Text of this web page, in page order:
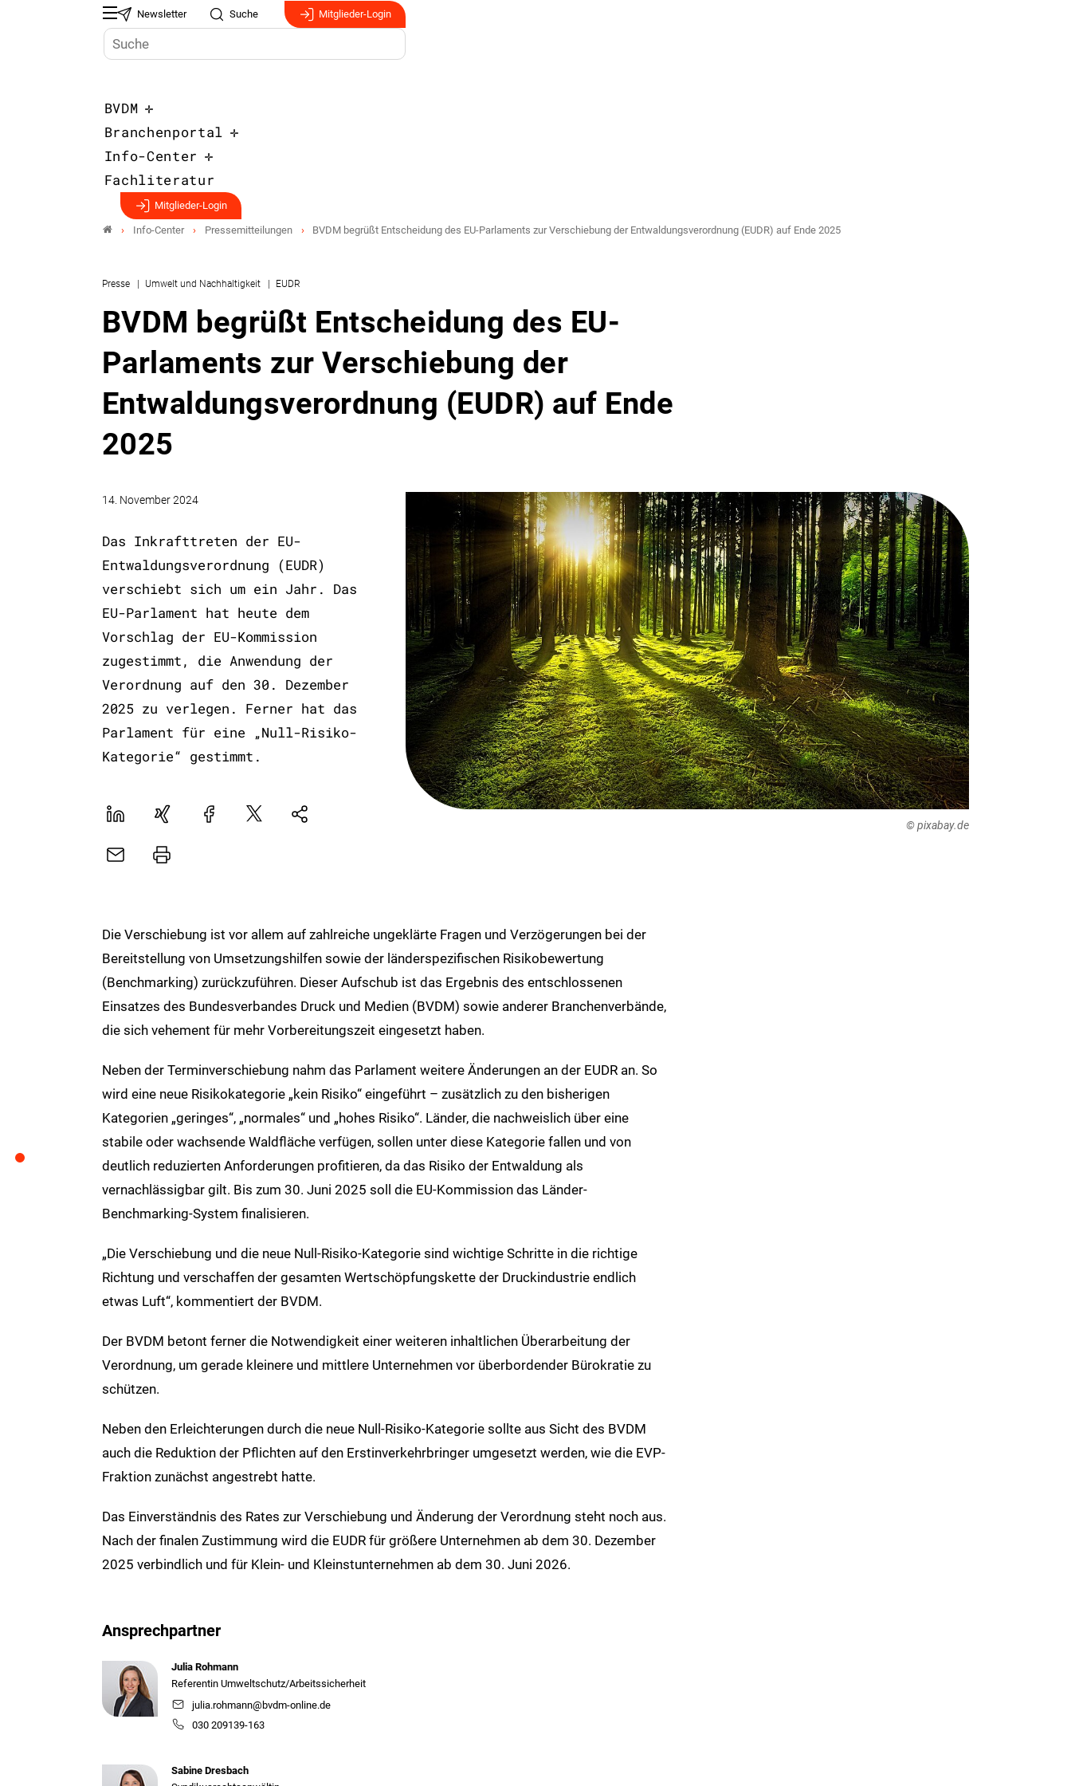
Newsletter Suche Mitglieder-Login
BVDM
Branchenportal
Info-Center
Fachliteratur
Mitglieder-Login
Info-Center Pressemitteilungen BVDM begrüßt Entscheidung des EU-Parlaments zur Verschiebung der Entwaldungsverordnung (EUDR) auf Ende 2025
Presse Umwelt und Nachhaltigkeit EUDR
BVDM begrüßt Entscheidung des EU-
Parlaments zur Verschiebung der
Entwaldungsverordnung (EUDR) auf Ende
2025
14. November 2024
Das Inkrafttreten der EU-
Entwaldungsverordnung (EUDR)
verschiebt sich um ein Jahr. Das
EU-Parlament hat heute dem
Vorschlag der EU-Kommission
zugestimmt, die Anwendung der
Verordnung auf den 30. Dezember
2025 zu verlegen. Ferner hat das
Parlament für eine „Null-Risiko-
Kategorie“ gestimmt.
LinekdInXing FacebookPlattformNatives
E-
Drucker
© pixabay.de
Die Verschiebung ist vor allem auf zahlreiche ungeklärte Fragen und Verzögerungen bei der
Bereitstellung von Umsetzungshilfen sowie der länderspezifischen Risikobewertung
(Benchmarking) zurückzuführen. Dieser Aufschub ist das Ergebnis des entschlossenen
Einsatzes des Bundesverbandes Druck und Medien (BVDM) sowie anderer Branchenverbände,
die sich vehement für mehr Vorbereitungszeit eingesetzt haben.
Neben der Terminverschiebung nahm das Parlament weitere Änderungen an der EUDR an. So
wird eine neue Risikokategorie „kein Risiko“ eingeführt – zusätzlich zu den bisherigen
Kategorien „geringes“, „normales“ und „hohes Risiko“. Länder, die nachweislich über eine
stabile oder wachsende Waldfläche verfügen, sollen unter diese Kategorie fallen und von
deutlich reduzierten Anforderungen profitieren, da das Risiko der Entwaldung als
vernachlässigbar gilt. Bis zum 30. Juni 2025 soll die EU-Kommission das Länder-
Benchmarking-System finalisieren.
„Die Verschiebung und die neue Null-Risiko-Kategorie sind wichtige Schritte in die richtige
Richtung und verschaffen der gesamten Wertschöpfungskette der Druckindustrie endlich
etwas Luft“, kommentiert der BVDM.
Der BVDM betont ferner die Notwendigkeit einer weiteren inhaltlichen Überarbeitung der
Verordnung, um gerade kleinere und mittlere Unternehmen vor überbordender Bürokratie zu
schützen.
Neben den Erleichterungen durch die neue Null-Risiko-Kategorie sollte aus Sicht des BVDM
auch die Reduktion der Pflichten auf den Erstinverkehrbringer umgesetzt werden, wie die EVP-
Fraktion zunächst angestrebt hatte.
Das Einverständnis des Rates zur Verschiebung und Änderung der Verordnung steht noch aus.
Nach der finalen Zustimmung wird die EUDR für größere Unternehmen ab dem 30. Dezember
2025 verbindlich und für Klein- und Kleinstunternehmen ab dem 30. Juni 2026.
Ansprechpartner
Julia Rohmann
Referentin Umweltschutz/Arbeitssicherheit
julia.rohmann@bvdm-online.de
030 209139-163
Sabine Dresbach